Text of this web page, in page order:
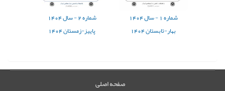
شماره1 - سال1404
بهار-تابستان 1404
شماره2 - سال1404
پاییز-زمستان 1404
صفحه اصلی